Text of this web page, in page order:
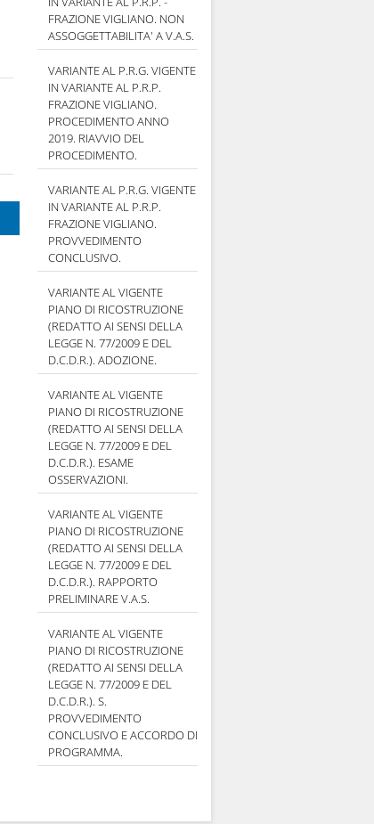
FRAZIONE VIGLIANO. NON
ASSOGGETTABILITA' A V.A.S.
VARIANTE AL P.R.G. VIGENTE
IN VARIANTE AL P.R.P.
FRAZIONE VIGLIANO.
PROCEDIMENTO ANNO
2019. RIAVVIO DEL
PROCEDIMENTO.
VARIANTE AL P.R.G. VIGENTE
IN VARIANTE AL P.R.P.
FRAZIONE VIGLIANO.
PROVVEDIMENTO
CONCLUSIVO.
VARIANTE AL VIGENTE
PIANO DI RICOSTRUZIONE
(REDATTO AI SENSI DELLA
LEGGE N. 77/2009 E DEL
D.C.D.R.). ADOZIONE.
VARIANTE AL VIGENTE
PIANO DI RICOSTRUZIONE
(REDATTO AI SENSI DELLA
LEGGE N. 77/2009 E DEL
D.C.D.R.). ESAME
OSSERVAZIONI.
VARIANTE AL VIGENTE
PIANO DI RICOSTRUZIONE
(REDATTO AI SENSI DELLA
LEGGE N. 77/2009 E DEL
D.C.D.R.). RAPPORTO
PRELIMINARE V.A.S.
VARIANTE AL VIGENTE
PIANO DI RICOSTRUZIONE
(REDATTO AI SENSI DELLA
LEGGE N. 77/2009 E DEL
D.C.D.R.). S.
PROVVEDIMENTO
CONCLUSIVO E ACCORDO DI
PROGRAMMA.